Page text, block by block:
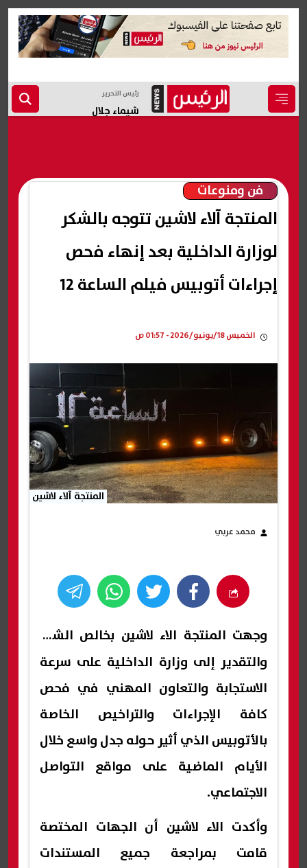
رئيس التحرير
شيماء جلال
فن ومنوعات
المنتجة آلاء لاشين تتوجه بالشكر
لوزارة الداخلية بعد إنهاء فحص
إجراءات أتوبيس فيلم الساعة 12
الخميس 18/يونيو/2026 - 01:57 ص
المنتجة آلاء لاشين
محمد عربي
وجهت المنتجة الاء لاشين بخالص الشكر
والتقدير إلى وزارة الداخلية على سرعة
الاستجابة والتعاون المهني في فحص
كافة الإجراءات والتراخيص الخاصة
بالأتوبيس الذي أثير حوله جدل واسع خلال
الأيام الماضية على مواقع التواصل
الاجتماعي.
وأكدت الاء لاشين أن الجهات المختصة
قامت بمراجعة جميع المستندات